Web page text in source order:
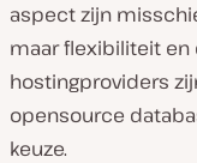
aspect zijn
maar flexibiliteit en
hostingproviders
opensource
keuze.